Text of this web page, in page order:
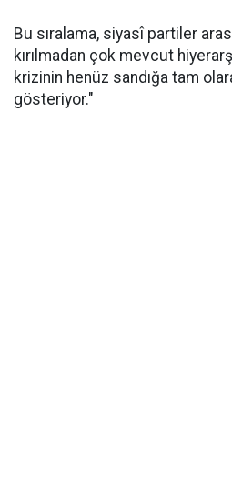
Bu sıralama, siyasî partiler
kırılmadan çok mevcut
krizinin henüz sandığa tam
gösteriyor."